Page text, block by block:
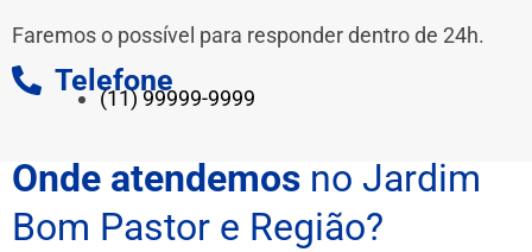
Faremos o possível para responder dentro de 24h.
Telefone
(11) 99999-9999
Onde atendemos no Jardim
Bom Pastor e Região?